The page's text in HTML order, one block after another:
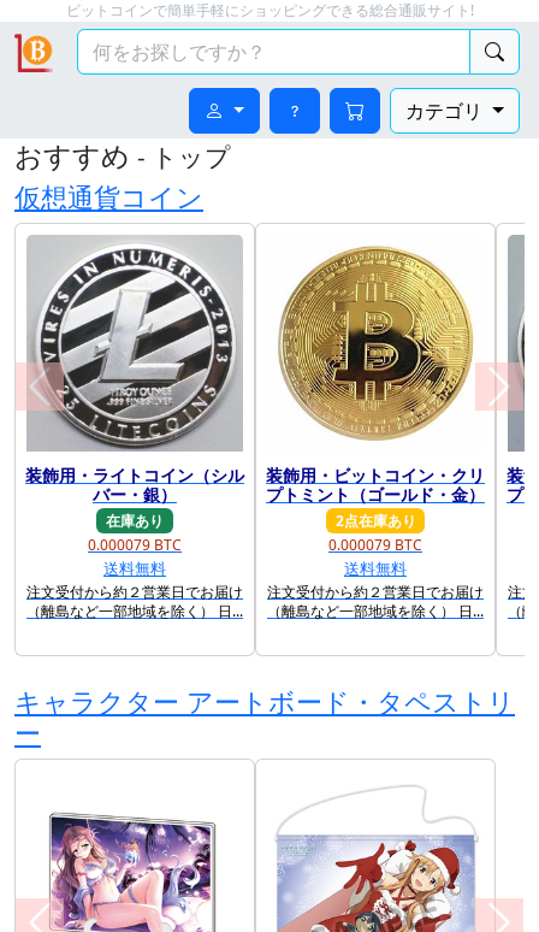
ビットコインで簡単手軽にショッピングできる総合通販サイト!
カテゴリ
おすすめ - トップ
仮想通貨コイン
装飾用・ライトコイン（シル
バー・銀）
在庫あり
0.000079 BTC
送料無料
注文受付から約２営業日でお届け
（離島など一部地域を除く） 日...
装飾用・ビットコイン・クリ
プトミント（ゴールド・金）
2点在庫あり
0.000079 BTC
送料無料
注文受付から約２営業日でお届け
（離島など一部地域を除く） 日...
装
プ
注
（
前に戻る 次
キャラクター アートボード・タペストリ
ー